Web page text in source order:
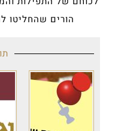
הורים